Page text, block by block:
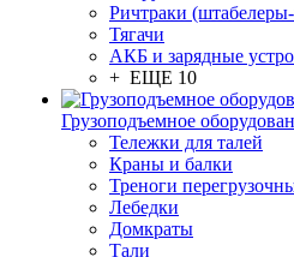
Ричтраки
Тягачи
АКБ и зарядные
+ ЕЩЕ 10
Грузоподъемное
Тележки для талей
Краны и балки
Треноги
Лебедки
Домкраты
Тали